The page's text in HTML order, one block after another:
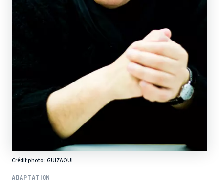
Crédit photo :GUIZAOUI
ADAPTATION